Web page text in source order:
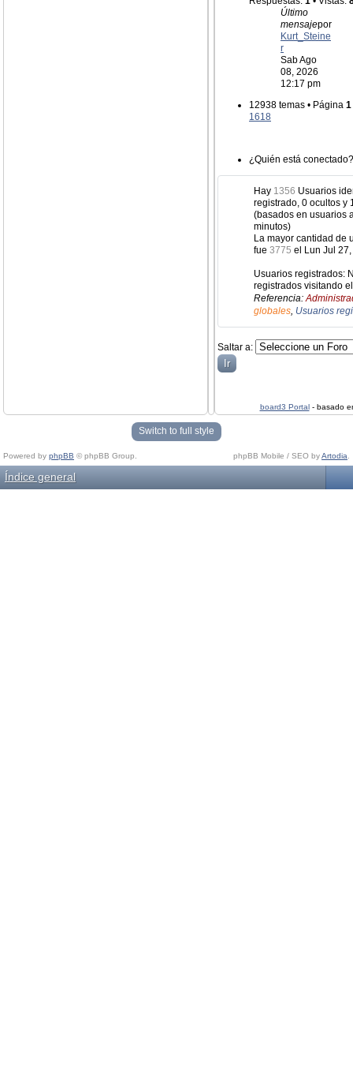
Último
mensajepor
Kurt_Steine
r
Sab Ago
08, 2026
12:17 pm
12938 temas • Página 1
1618
¿Quién está conectado?
Hay 1356 Usuarios
registrado, 0 ocultos y
(basados en usuarios
minutos)
La mayor cantidad de
fue 3775 el Lun Jul
Usuarios registrados:
registrados visitando
Referencia:
globales, Usuarios
Saltar a:
board3 Portal- basado
Switch to full style
Powered by phpBB © phpBB Group. phpBB Mobile / SEO byArtodia
Índice general